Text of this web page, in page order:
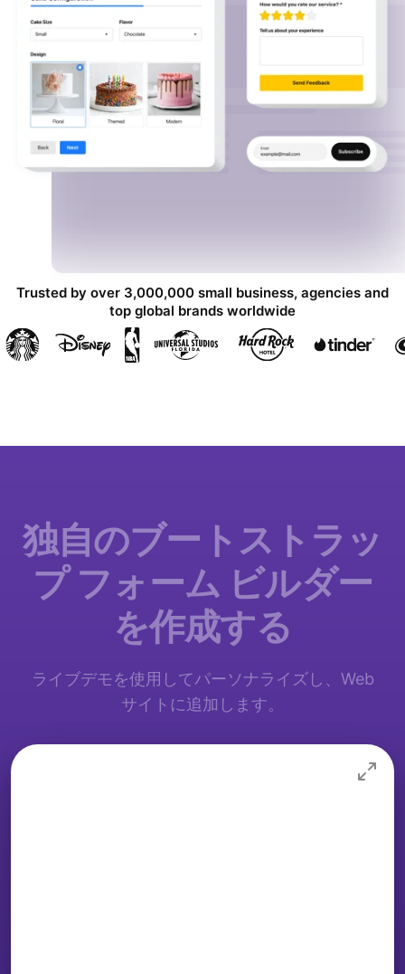
Trusted by over 3,000,000 small business, agencies and
top global brands worldwide
独自のブートストラッ
プ フォーム ビルダー
を作成する
ライブデモを使用してパーソナライズし、Web
サイトに追加します。